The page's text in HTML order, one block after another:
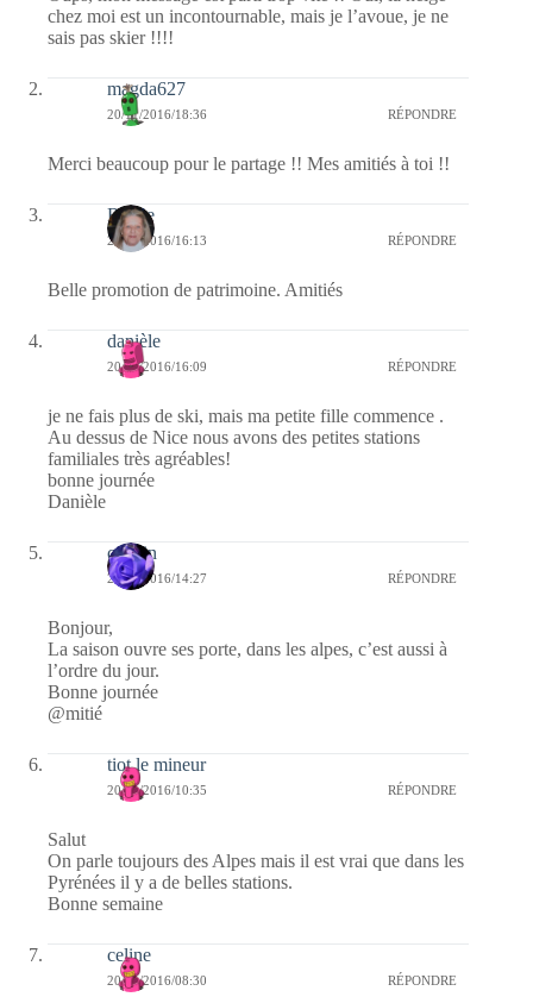
chez moi est un incontournable, mais je l’avoue, je ne
sais pas skier !!!!
magda627
20/11/2016/18:36 RÉPONDRE
Merci beaucoup pour le partage !! Mes amitiés à toi !!
Renee
20/11/2016/16:13 RÉPONDRE
Belle promotion de patrimoine. Amitiés
danièle
20/11/2016/16:09 RÉPONDRE
je ne fais plus de ski, mais ma petite fille commence .
Au dessus de Nice nous avons des petites stations
familiales très agréables!
bonne journée
Danièle
cauvin
20/11/2016/14:27 RÉPONDRE
Bonjour,
La saison ouvre ses porte, dans les alpes, c’est aussi à
l’ordre du jour.
Bonne journée
@mitié
tiot le mineur
20/11/2016/10:35 RÉPONDRE
Salut
On parle toujours des Alpes mais il est vrai que dans les
Pyrénées il y a de belles stations.
Bonne semaine
celine
20/11/2016/08:30 RÉPONDRE